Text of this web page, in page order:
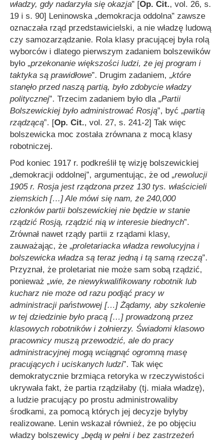
władzy, gdy nadarzyła się okazja” [Op. Cit., vol. 26, s.
19 i s. 90] Leninowska „demokracja oddolna” zawsze
oznaczała rząd przedstawicielski, a nie władzę ludową
czy samozarządzanie. Rola klasy pracującej była rolą
wyborców i dlatego pierwszym zadaniem bolszewików
było „przekonanie większości ludzi, że jej program i
taktyka są prawidłowe”. Drugim zadaniem, „które
stanęło przed naszą partią, było zdobycie władzy
politycznej”. Trzecim zadaniem było dla „Partii
Bolszewickiej było administrować Rosją”, być „partią
rządzącą”. [Op. Cit., vol. 27, s. 241-2] Tak więc
bolszewicka moc została zrównana z mocą klasy
robotniczej.
Pod koniec 1917 r. podkreślił tę wizję bolszewickiej
„demokracji oddolnej”, argumentując, że od „rewolucji
1905 r. Rosja jest rządzona przez 130 tys. właścicieli
ziemskich […] Ale mówi się nam, że 240,000
członków partii bolszewickiej nie będzie w stanie
rządzić Rosją, rządzić nią w interesie biednych”.
Zrównał nawet rządy partii z rządami klasy,
zauważając, że „proletariacka władza rewolucyjna i
bolszewicka władza są teraz jedną i tą samą rzeczą”.
Przyznał, że proletariat nie może sam sobą rządzić,
ponieważ „wie, że niewykwalifikowany robotnik lub
kucharz nie może od razu podjąć pracy w
administracji państwowej […] Żądamy, aby szkolenie
w tej dziedzinie było pracą […] prowadzoną przez
klasowych robotników i żołnierzy. Świadomi klasowo
pracownicy muszą przewodzić, ale do pracy
administracyjnej mogą wciągnąć ogromną masę
pracujących i uciskanych ludzi”. Tak więc
demokratycznie brzmiąca retoryka w rzeczywistości
ukrywała fakt, że partia rządziłaby (tj. miała władzę),
a ludzie pracujący po prostu administrowaliby
środkami, za pomocą których jej decyzje byłyby
realizowane. Lenin wskazał również, że po objęciu
władzy bolszewicy „będą w pełni i bez zastrzeżeń